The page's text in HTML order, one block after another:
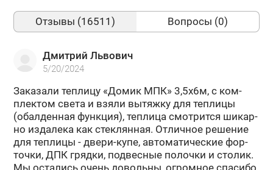
Отзывы (16511) Вопросы (0)
Дмитрий Львович
5/20/2024
За­ка­за­ли теп­ли­цу «Домик МПК» 3,5х6м, с ком­
плек­том света и взяли вы­тяж­ку для теп­ли­цы
(обал­ден­ная функ­ция), теп­ли­ца смот­рит­ся ши­кар­
но из­да­ле­ка как стек­лян­ная. От­лич­ное ре­ше­ние
для теп­ли­цы - двери-​купе, ав­то­ма­ти­че­ские фор­
точ­ки, ДПК гряд­ки, под­вес­ные по­лоч­ки и сто­лик.
Мы оста­лись очень до­воль­ны, огром­ное спа­си­бо